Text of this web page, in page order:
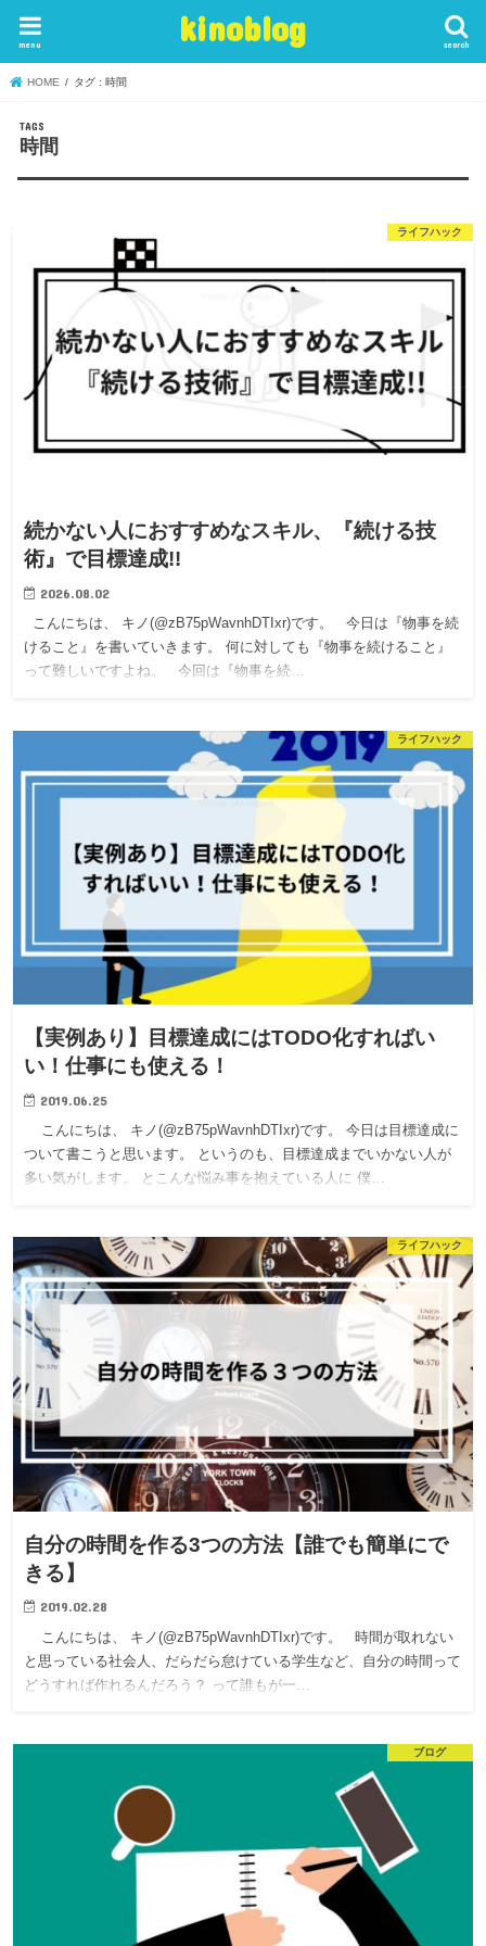
kinoblog search
menu
HOME タグ : 時間
時間
ライフハック
続かない人におすすめなスキル、『続ける技
術』で目標達成!!
2026.08.02
こんにちは、 キノ(@zB75pWavnhDTIxr)です。 今日は『物事を続
けること』を書いていきます。 何に対しても『物事を続けること』
って難しいですよね。 今回は『物事を続…
ライフハック
【実例あり】目標達成にはTODO化すればい
い！仕事にも使える！
2019.06.25
こんにちは、 キノ(@zB75pWavnhDTIxr)です。 今日は目標達成に
ついて書こうと思います。 というのも、目標達成までいかない人が
多い気がします。 とこんな悩み事を抱えている人に 僕…
ライフハック
自分の時間を作る3つの方法【誰でも簡単にで
きる】
2019.02.28
こんにちは、 キノ(@zB75pWavnhDTIxr)です。 時間が取れない
と思っている社会人、だらだら怠けている学生など、自分の時間って
どうすれば作れるんだろう？ って誰もが一…
ブログ